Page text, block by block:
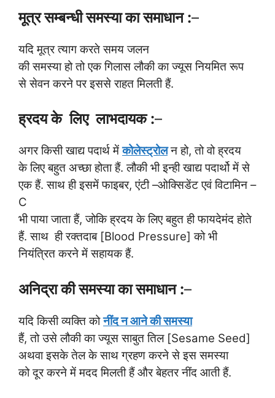
मूत्र सम्बन्धी समस्या का समाधान :–
यदि मूत्र त्याग करते समय जलन
की समस्या हो तो एक गिलास लौकी का ज्यूस नियमित रूप
से सेवन करने पर इससे राहत मिलती हैं.
ह्रदय के लिए लाभदायक :–
अगर किसी खाद्य पदार्थ मेंकोलेस्ट्रोलन हो, तो वो ह्रदय
के लिए बहुत अच्छा होता हैं. लौकी भी इन्ही खाद्य पदार्थो में से
एक हैं. साथ ही इसमें फाइबर, एंटी –ओक्सिडेंट एवं विटामिन –
C
भी पाया जाता हैं, जोकि ह्रदय के लिए बहुत ही फायदेमंद होते
हैं. साथ ही रक्तदाब [Blood Pressure] को भी
नियंत्रित करने में सहायक हैं.
अनिद्रा की समस्या का समाधान :–
यदि किसी व्यक्ति कोनींद न आने की समस्या
हैं, तो उसे लौकी का ज्यूस साबुत तिल [Sesame Seed]
अथवा इसके तेल के साथ ग्रहण करने से इस समस्या
को दूर करने में मदद मिलती हैं और बेहतर नींद आती हैं.